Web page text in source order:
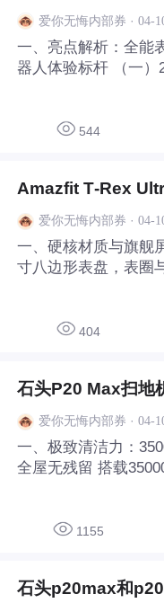
爱你无悔内部券 · 04-
一、亮点解析：全能
器人体验标杆 （一）
决了“垃圾吸不净、
544
Amazfit T‑Rex
爱你无悔内部券 · 04-
一、硬核材质与旗舰
寸八边形表盘，表圈
OLED 高清屏，搭
404
石头P20 Max扫地
爱你无悔内部券 · 04-
一、极致清洁力：
全屋无残留 搭载
度拔除地毯纤维深
1155
石头p20max和